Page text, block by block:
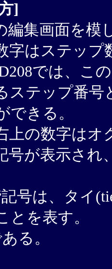
]
集画面を模
字はステップ
では、こ
ステップ番
できる。
の数字はオ
号が表示さ
号は、タイ
とを表す。
る。